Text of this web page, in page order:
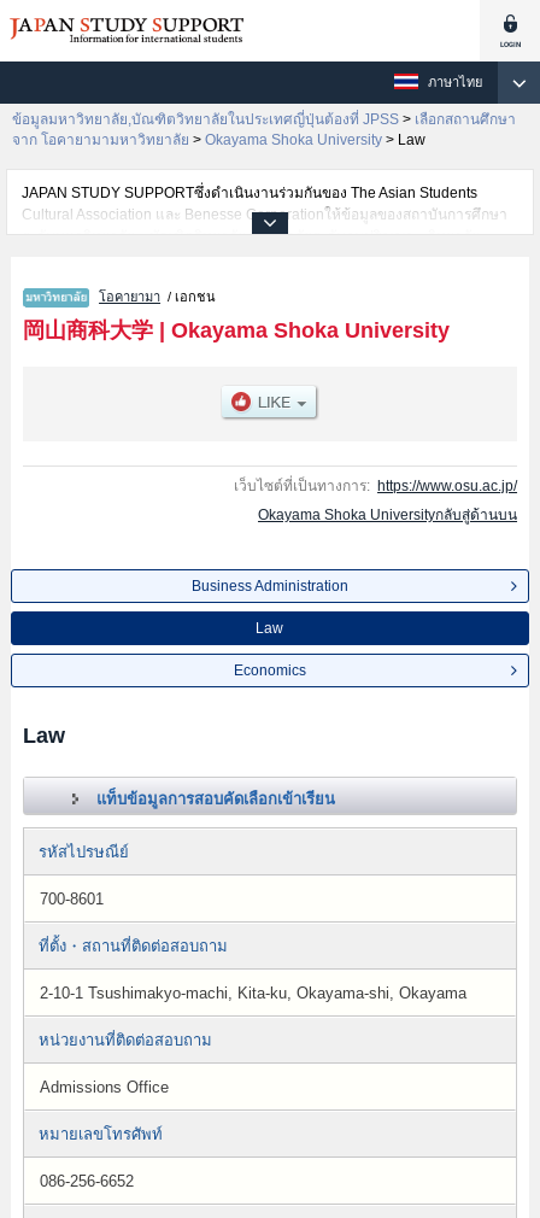
ภาษาไทย
ข้อมูลมหาวิทยาลัย,บัณฑิตวิทยาลัยในประเทศญี่ปุ่นต้องที่ JPSS > เลือกสถานศึกษา
จาก โอคายามามหาวิทยาลัย > Okayama Shoka University > Law
JAPAN STUDY SUPPORTซึ่งดำเนินงานร่วมกันของ The Asian Students
Cultural Association และ Benesse Corporationให้ข้อมูลของสถาบันการศึกษา
ระดับมหาวิทยาลัย・บัณฑิตวิทยาลัย・วิทยาลัยระดับอนุปริญญา・วิทยาลัย
นักศึกษาต่างชาติเช่นข้อมูลของแต่ละคณะ,ข้อมูลการสอบคัดเลือกเข้าศึกษาเช่น
จำนวนคนที่รับสมัครหรือจำนวนคนที่ผ่านการสอบคัดเลือกเป็นต้น,แนะนำสถาน
ที่,การเดินทางเป็นต้นไว้ด้วยดังนั้นขอเชิญใช้บริการค้นหาข้อมูลตามอัธยาศัย
โอคายามา / เอกชน
岡山商科大学| Okayama Shoka University
เว็บไซต์ที่เป็นทางการ: https://www.osu.ac.jp/
Okayama Shoka Universityกลับสู่ด้านบน
Business Administration
Law
Economics
Law
แท็บข้อมูลการสอบคัดเลือกเข้าเรียน
รหัสไปรษณีย์
700-8601
ที่ตั้ง・สถานที่ติดต่อสอบถาม
2-10-1 Tsushimakyo-machi, Kita-ku, Okayama-shi, Okayama
หน่วยงานที่ติดต่อสอบถาม
Admissions Office
หมายเลขโทรศัพท์
086-256-6652